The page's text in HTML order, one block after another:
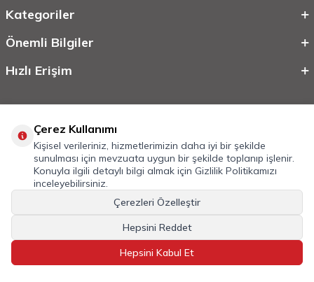
Kategoriler
Önemli Bilgiler
Hızlı Erişim
Tüm Hakkı Saklıdır.Mobilcadde.com
E-TicaretSistemleriyle Hazırlanmıştır.
Çerez Kullanımı
Kişisel verileriniz, hizmetlerimizin daha iyi bir şekilde
sunulması için mevzuata uygun bir şekilde toplanıp işlenir.
Konuyla ilgili detaylı bilgi almak için Gizlilik Politikamızı
inceleyebilirsiniz.
Çerezleri Özelleştir
Hepsini Reddet
Hepsini Kabul Et